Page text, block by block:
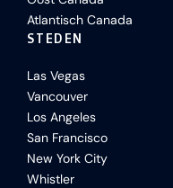
Atlantisch Canada
STEDEN
Las Vegas
Vancouver
Los Angeles
San Francisco
New York City
Whistler